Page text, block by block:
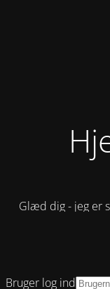
Glæd dig - jeg er
Bruger log ind